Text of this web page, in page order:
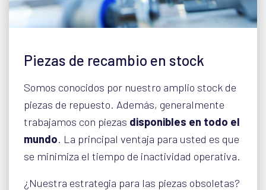
Piezas de recambio en stock
Somos conocidos por nuestro amplio stock de
piezas de repuesto. Además, generalmente
trabajamos con piezas disponibles en todo el
mundo. La principal ventaja para usted es que
se minimiza el tiempo de inactividad operativa.
¿Nuestra estrategia para las piezas obsoletas?